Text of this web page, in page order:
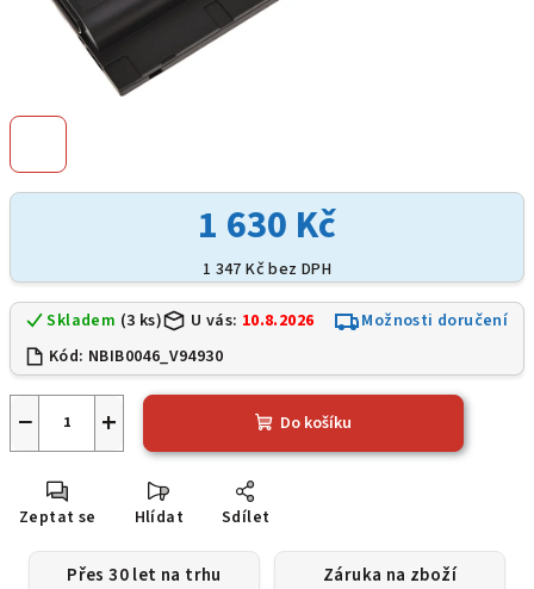
1 630 Kč
1 347 Kč bez DPH
Skladem (3 ks) U vás: 10.8.2026
Možnosti doručení
Kód: NBIB0046_V94930
+
− Do košíku
Zeptat se Hlídat Sdílet
Přes 30 let na trhu Záruka na zboží